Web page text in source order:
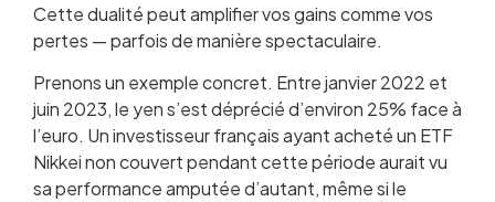
Cette dualité peut amplifier vos gains comme vos
pertes — parfois de manière spectaculaire.
Prenons un exemple concret. Entre janvier 2022 et
juin 2023, le yen s’est déprécié d’environ 25% face à
l’euro. Un investisseur français ayant acheté un ETF
Nikkei non couvert pendant cette période aurait vu
sa performance amputée d’autant, même si le